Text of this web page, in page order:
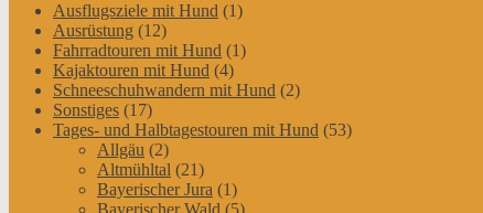
Ausflugsziele mit Hund (1)
Ausrüstung (12)
Fahrradtouren mit Hund (1)
Kajaktouren mit Hund (4)
Schneeschuhwandern mit Hund (2)
Sonstiges (17)
Tages- und Halbtagestouren mit Hund (53)
Allgäu (2)
Altmühltal (21)
Bayerischer Jura (1)